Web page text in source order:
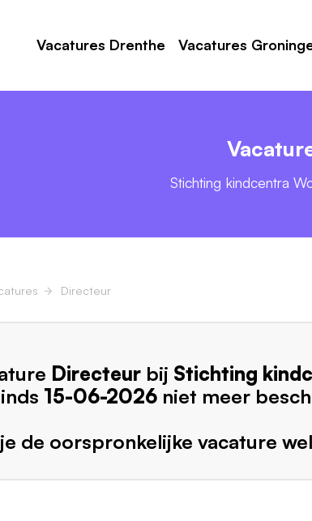
Vacatures Drenthe Vacatures
Stichting kindcentra
Directeur
Directeur bij Stichting
15-06-2026 niet meer
de oorspronkelijke vacature